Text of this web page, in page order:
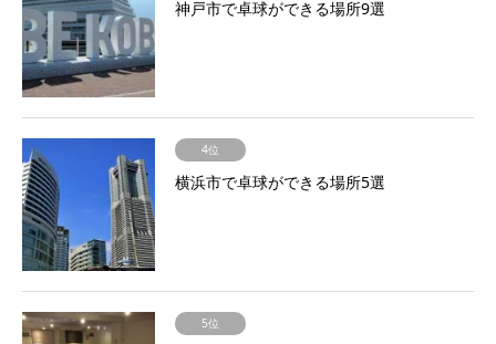
神戸市で卓球ができる場所9選
4位
横浜市で卓球ができる場所5選
5位